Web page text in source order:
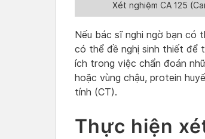
Xét nghiệm CA 125
Nếu bác sĩ nghi ngờ bạn có
có thể đề nghị sinh thiết để
ích trong việc chẩn đoán
hoặc vùng chậu, protein
tính (CT).
Thực hiện